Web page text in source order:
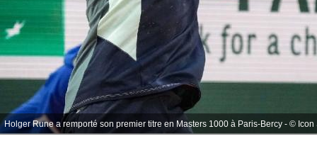
Holger Rune a remporté son premier titre en Masters 1000 à Paris-Bercy - © Icon